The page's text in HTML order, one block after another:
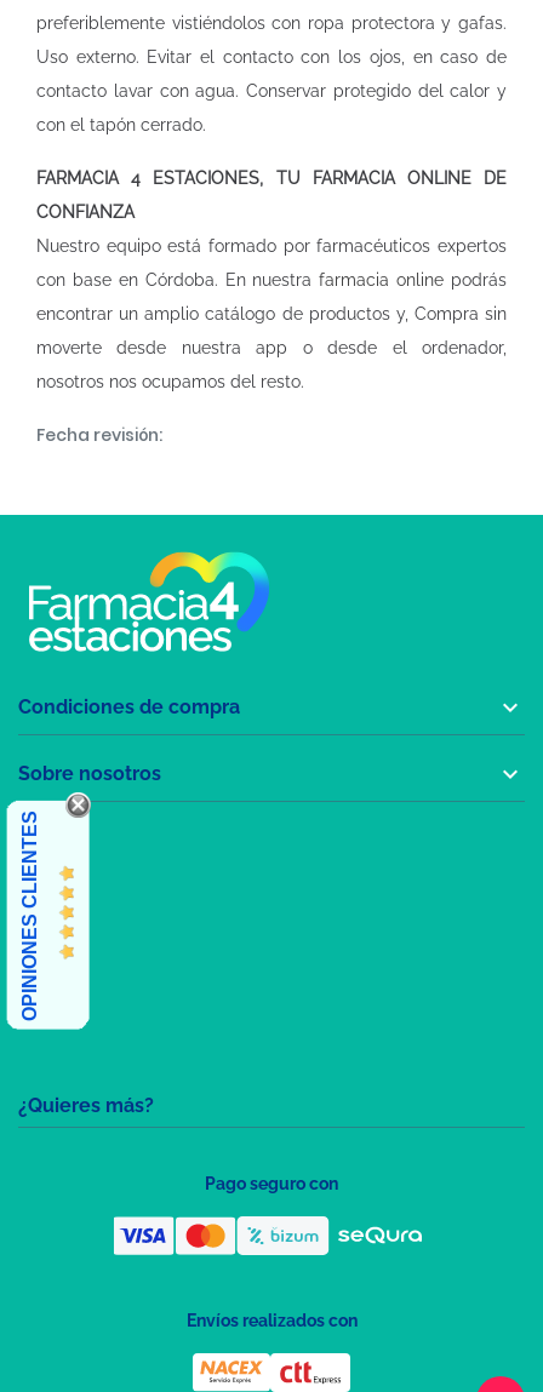
preferiblemente vistiéndolos con ropa protectora y gafas.
Uso externo. Evitar el contacto con los ojos, en caso de
contacto lavar con agua. Conservar protegido del calor y
con el tapón cerrado.
FARMACIA 4 ESTACIONES, TU FARMACIA ONLINE DE
CONFIANZA
Nuestro equipo está formado por farmacéuticos expertos
con base en Córdoba. En nuestrafarmacia online podrás
encontrar un amplio catálogo de productos y, Compra sin
moverte desde nuestra app o desde el ordenador,
nosotros nos ocupamos del resto.
Fecha revisión:
¿Quieres más?
Condiciones de compra 
Sobre nosotros 
OPINIONES CLIENTES
Pago seguro con
Envíos realizados con